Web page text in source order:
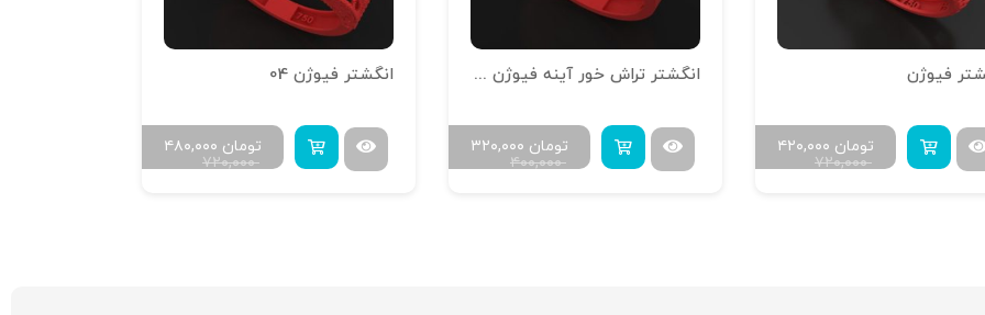
فیوژن
۷۲۰,۰۰۰
۴۲۰,۰۰۰ تومان
انگشتر تراش خور آینه فیوژن R-T-12
۴۰۰,۰۰۰
۳۲۰,۰۰۰ تومان
انگشتر فیوژن 04
۷۲۰,۰۰۰
۴۸۰,۰۰۰ تومان